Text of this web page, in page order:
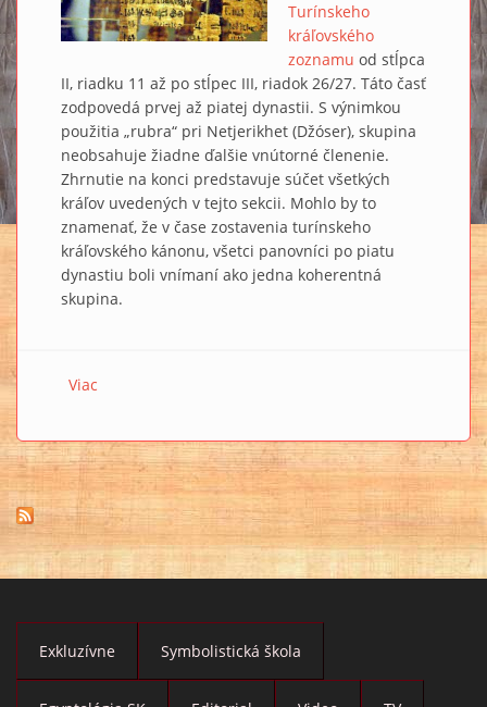
Turínskeho
kráľovského
zoznamu od stĺpca
II, riadku 11 až po stĺpec III, riadok 26/27. Táto časť
zodpovedá prvej až piatej dynastii. S výnimkou
použitia „rubra“ pri Netjerikhet (Džóser), skupina
neobsahuje žiadne ďalšie vnútorné členenie.
Zhrnutie na konci predstavuje súčet všetkých
kráľov uvedených v tejto sekcii. Mohlo by to
znamenať, že v čase zostavenia turínskeho
kráľovského kánonu, všetci panovníci po piatu
dynastiu boli vnímaní ako jedna koherentná
skupina.
Viac
Exkluzívne Symbolistická škola